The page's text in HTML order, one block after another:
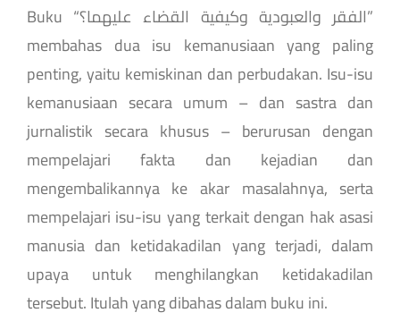
Buku “الفقر والعبودية وكيفية القضاء عليهما؟”
membahas dua isu kemanusiaan yang paling
penting, yaitu kemiskinan dan perbudakan. Isu-isu
kemanusiaan secara umum – dan sastra dan
jurnalistik secara khusus – berurusan dengan
mempelajari fakta dan kejadian dan
mengembalikannya ke akar masalahnya, serta
mempelajari isu-isu yang terkait dengan hak asasi
manusia dan ketidakadilan yang terjadi, dalam
upaya untuk menghilangkan ketidakadilan
tersebut. Itulah yang dibahas dalam buku ini.